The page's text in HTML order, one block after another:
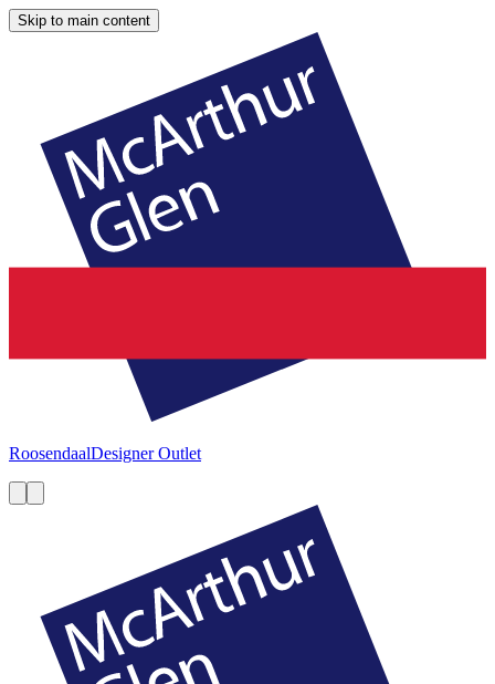
Skip to main content
RoosendaalDesigner Outlet